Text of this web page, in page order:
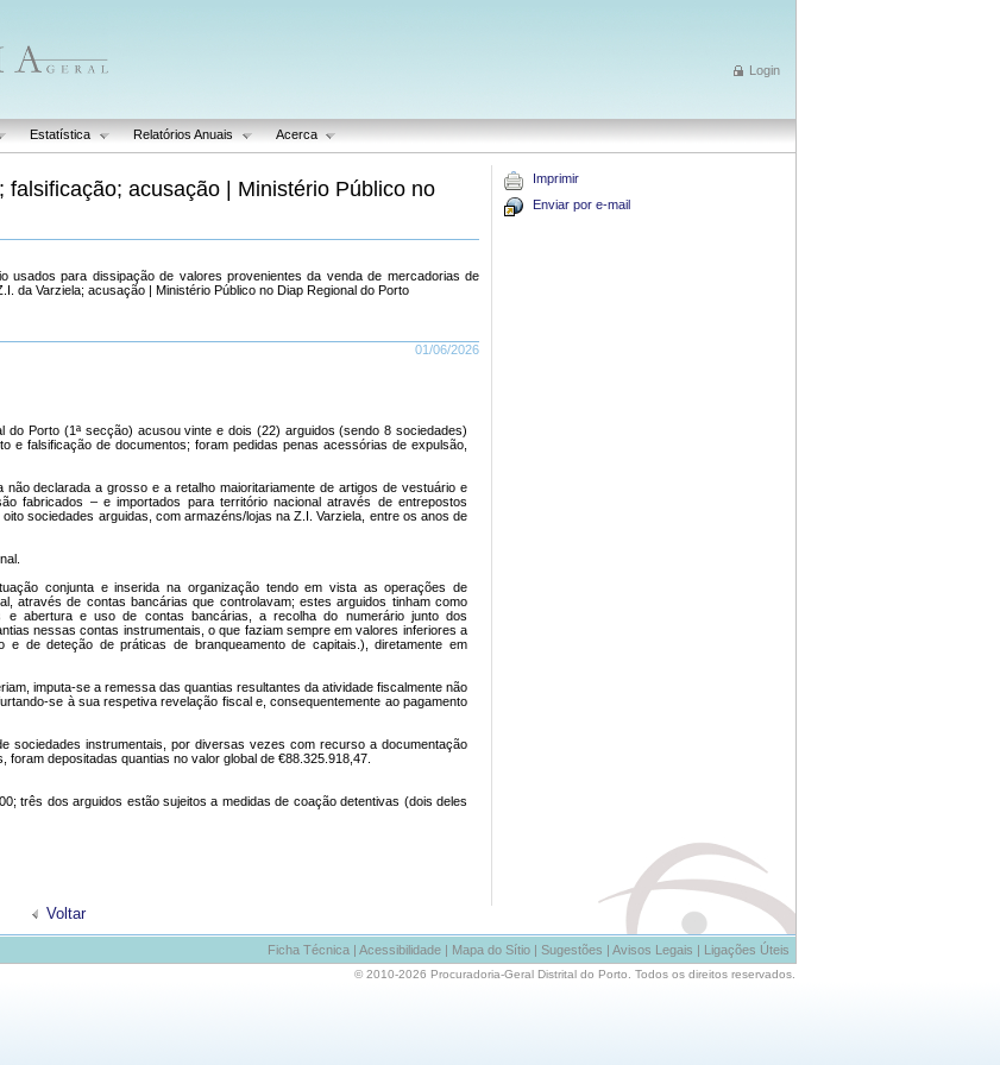
Login
Estatística Relatórios Anuais Acerca
acusação | Ministério Público no
usados para dissipação de valores provenientes da venda de mercadorias de
da Varziela; acusação | Ministério Público no Diap Regional do Porto
01/06/2026
do Porto (1ª secção) acusou vinte e dois (22) arguidos (sendo 8 sociedades)
e falsificação de documentos; foram pedidas penas acessórias de expulsão,
declarada a grosso e a retalho maioritariamente de artigos de vestuário e
fabricados – e importados para território nacional através de entrepostos
sociedades arguidas, com armazéns/lojas na Z.I. Varziela, entre os anos de
conjunta e inserida na organização tendo em vista as operações de
através de contas bancárias que controlavam; estes arguidos tinham como
e abertura e uso de contas bancárias, a recolha do numerário junto dos
nessas contas instrumentais, o que faziam sempre em valores inferiores a
de deteção de práticas de branqueamento de capitais.), diretamente em
imputa-se a remessa das quantias resultantes da atividade fiscalmente não
se à sua respetiva revelação fiscal e, consequentemente ao pagamento
sociedades instrumentais, por diversas vezes com recurso a documentação
depositadas quantias no valor global de €88.325.918,47.
três dos arguidos estão sujeitos a medidas de coação detentivas (dois deles
Voltar
Imprimir
Enviar por e-mail
Ficha Técnica | Acessibilidade | Mapa do Sítio | Sugestões | Avisos Legais | Ligações Úteis
© 2010-2026 Procuradoria-Geral Distrital do Porto. Todos os direitos reservados.